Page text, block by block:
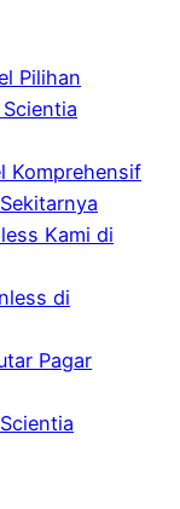
Pilihan
Komprehensif
Kami di
di
Pagar